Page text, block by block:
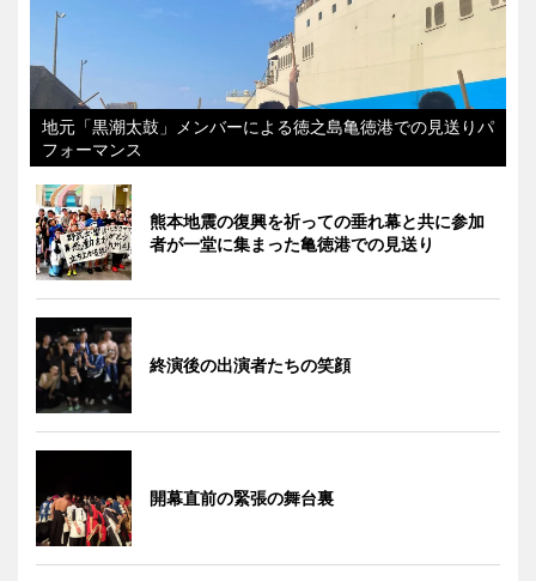
地元「黒潮太鼓」メンバーによる徳之島亀徳港での見送りパ
フォーマンス
熊本地震の復興を祈っての垂れ幕と共に参加
者が一堂に集まった亀徳港での見送り
終演後の出演者たちの笑顔
開幕直前の緊張の舞台裏